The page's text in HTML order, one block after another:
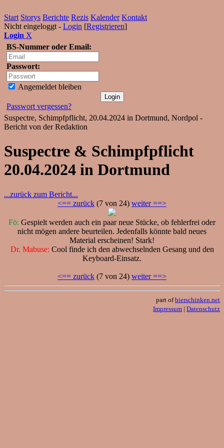
Start Storys Berichte Rezis Kalender Kontakt
Nicht eingeloggt - Login [Registrieren]
Login X
BS-Nummer oder Email:
Passwort:
Angemeldet bleiben
Passwort vergessen?
Suspectre, Schimpfpflicht, 20.04.2024 in Dortmund, Nordpol -
Bericht von der Redaktion
Suspectre & Schimpfpflicht
20.04.2024 in Dortmund
...zurück zum Bericht...
<== zurück (7 von 24) weiter ==>
Fö: Gespielt werden auch ein paar neue Stücke, ob fehlerfrei oder
nicht mögen andere beurteilen. Jedenfalls könnte bald neues
Material erscheinen! Stark!
Dr. Mabuse: Cool finde ich den abwechselnden Gesang und den
Keyboard-Einsatz.
<== zurück (7 von 24) weiter ==>
part ofbierschinken.net
Impressum | Datenschutz